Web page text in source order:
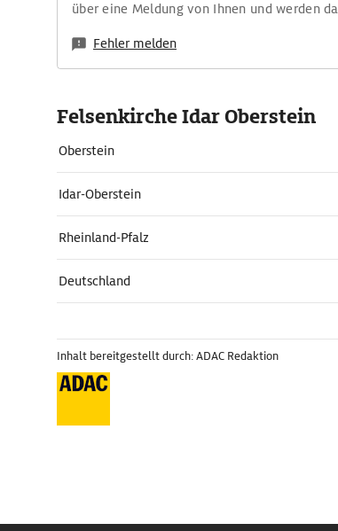
über eine Meldung von Ihnen und werden
Fehler melden
Felsenkirche Idar Oberstein
Oberstein
Idar-Oberstein
Rheinland-Pfalz
Deutschland
Inhalt bereitgestellt durch: ADAC Redaktion